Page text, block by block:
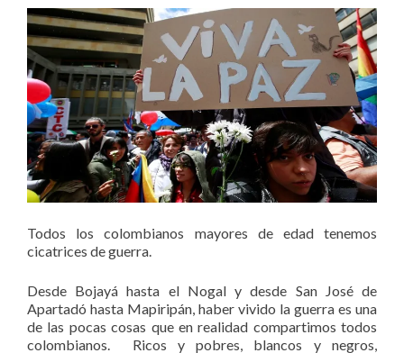
Todos los colombianos mayores de edad tenemos
cicatrices de guerra.
Desde Bojayá hasta el Nogal y desde San José de
Apartadó hasta Mapiripán, haber vivido la guerra es una
de las pocas cosas que en realidad compartimos todos
colombianos. Ricos y pobres, blancos y negros,